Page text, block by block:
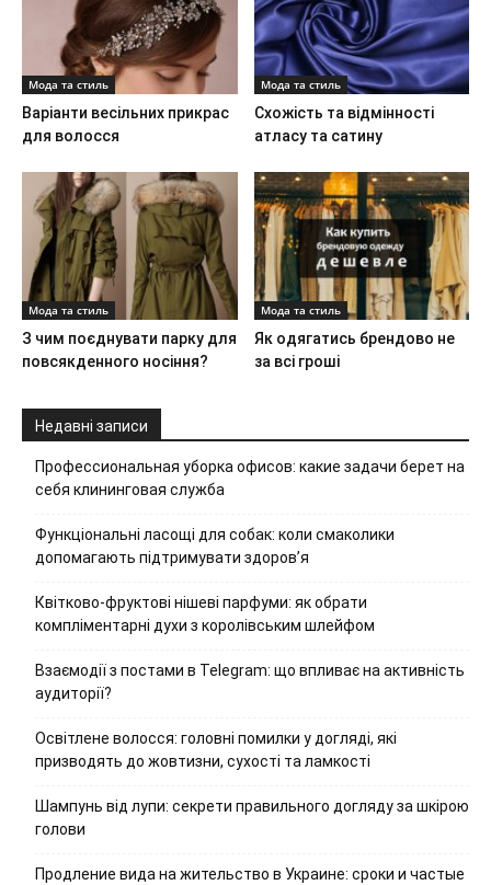
Мода та стиль
Варіанти весільних прикрас
для волосся
Мода та стиль
Схожість та відмінності
атласу та сатину
Мода та стиль
З чим поєднувати парку для
повсякденного носіння?
Мода та стиль
Як одягатись брендово не
за всі гроші
Недавні записи
Профессиональная уборка офисов: какие задачи берет на
себя клининговая служба
Функціональні ласощі для собак: коли смаколики
допомагають підтримувати здоров’я
Квітково-фруктові нішеві парфуми: як обрати
компліментарні духи з королівським шлейфом
Взаємодії з постами в Telegram: що впливає на активність
аудиторії?
Освітлене волосся: головні помилки у догляді, які
призводять до жовтизни, сухості та ламкості
Шампунь від лупи: секрети правильного догляду за шкірою
голови
Продление вида на жительство в Украине: сроки и частые